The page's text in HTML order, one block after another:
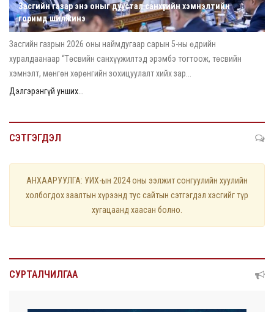
Засгийн газар энэ оныг дуустал санхүүгийн хэмнэлтийн
горимд шилжинэ
Засгийн газрын 2026 оны наймдугаар сарын 5-ны өдрийн
хуралдаанаар “Төсвийн санхүүжилтэд эрэмбэ тогтоож, төсвийн
хэмнэлт, мөнгөн хөрөнгийн зохицуулалт хийх зар...
Дэлгэрэнгүй унших...
СЭТГЭГДЭЛ
АНХААРУУЛГА: УИХ-ын 2024 оны ээлжит сонгуулийн хуулийн
холбогдох заалтын хүрээнд тус сайтын сэтгэгдэл хэсгийг түр
хугацаанд хаасан болно.
СУРТАЛЧИЛГАА